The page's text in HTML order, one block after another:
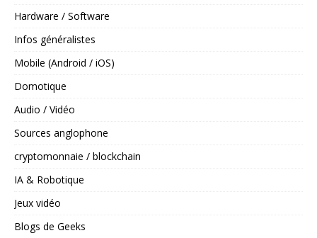
Hardware / Software
Infos généralistes
Mobile (Android / iOS)
Domotique
Audio / Vidéo
Sources anglophone
cryptomonnaie / blockchain
IA & Robotique
Jeux vidéo
Blogs de Geeks